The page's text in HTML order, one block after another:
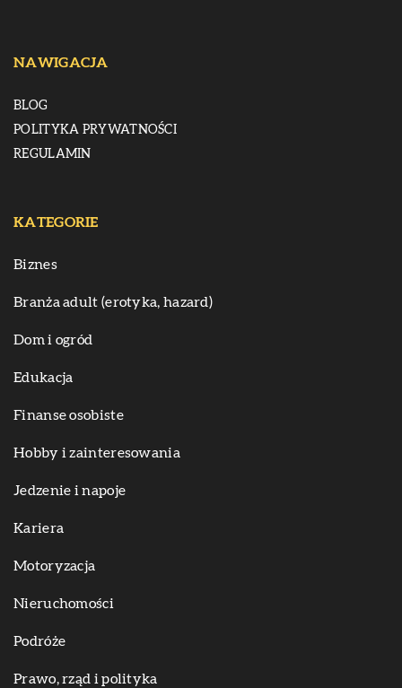
NAWIGACJA
BLOG
POLITYKA PRYWATNOŚCI
REGULAMIN
KATEGORIE
Biznes
Branża adult (erotyka, hazard)
Dom i ogród
Edukacja
Finanse osobiste
Hobby i zainteresowania
Jedzenie i napoje
Kariera
Motoryzacja
Nieruchomości
Podróże
Prawo, rząd i polityka